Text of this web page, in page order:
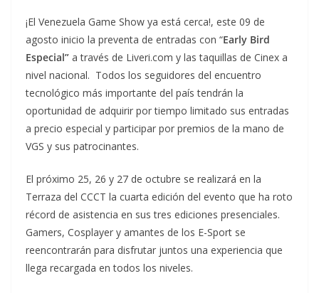
¡El Venezuela Game Show ya está cerca!, este 09 de
agosto inicio la preventa de entradas con “Early Bird
Especial” a través de Liveri.com y las taquillas de Cinex a
nivel nacional. Todos los seguidores del encuentro
tecnológico más importante del país tendrán la
oportunidad de adquirir por tiempo limitado sus entradas
a precio especial y participar por premios de la mano de
VGS y sus patrocinantes.
El próximo 25, 26 y 27 de octubre se realizará en la
Terraza del CCCT la cuarta edición del evento que ha roto
récord de asistencia en sus tres ediciones presenciales.
Gamers, Cosplayer y amantes de los E-Sport se
reencontrarán para disfrutar juntos una experiencia que
llega recargada en todos los niveles.